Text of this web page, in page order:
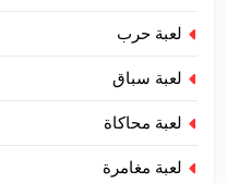
لعبة حرب
لعبة سباق
لعبة محاكاة
لعبة مغامرة